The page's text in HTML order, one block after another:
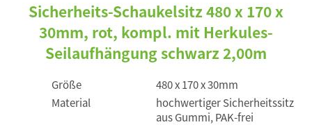
Sicherheits-Schaukelsitz 480 x 170 x
30mm, rot, kompl. mit Herkules-
Seilaufhängung schwarz 2,00m
Größe
480 x 170 x 30mm
Material
hochwertiger Sicherheitssitz
aus Gummi, PAK-frei